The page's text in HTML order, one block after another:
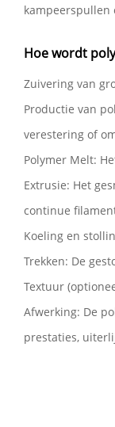
kampeerspullen
Hoe wordt
Zuivering van
Productie van
verestering of
Polymer Melt:
Extrusie: Het
continue
Koeling en
Trekken: De
Textuur
Afwerking: De
prestaties,